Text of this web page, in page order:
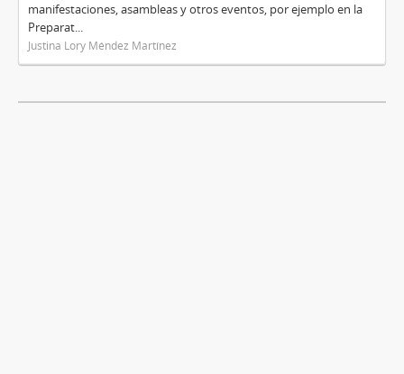
manifestaciones, asambleas y otros eventos, por ejemplo en la
Preparat...
Justina Lory Méndez Martínez